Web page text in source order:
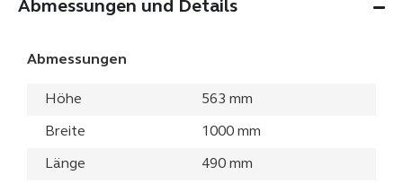
Abmessungen und Details
Abmessungen
Höhe 563 mm
Breite 1000 mm
Länge 490 mm